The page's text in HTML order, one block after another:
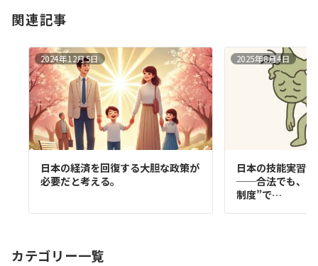
関連記事
2024年12月5日
日本の経済を回復する大胆な政策が
必要だと考える。
2025年8月4日
日本の技能実習
──合法でも、そ
制度”で…
カテゴリー一覧